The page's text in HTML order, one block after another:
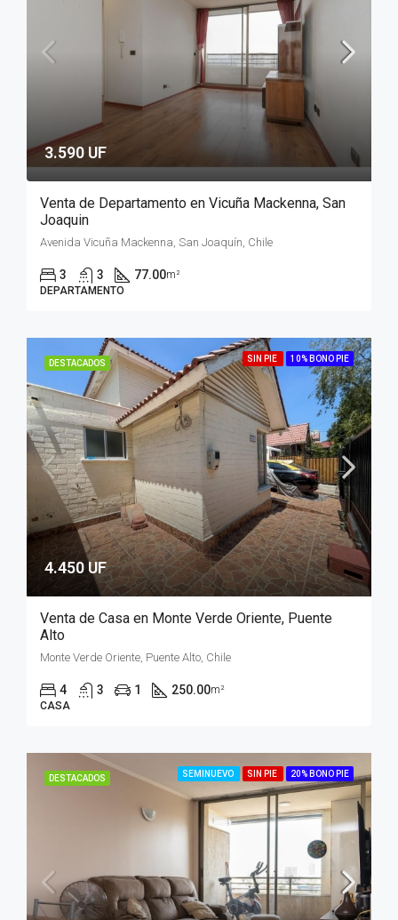
3.590 UF
Venta de Departamento en Vicuña Mackenna, San
Joaquin
Avenida Vicuña Mackenna, San Joaquín, Chile
3 3 77.00m²
DEPARTAMENTO
DESTACADOS SIN PIE 10% BONO PIE
4.450 UF
Venta de Casa en Monte Verde Oriente, Puente
Alto
Monte Verde Oriente, Puente Alto, Chile
4 3 1 250.00m²
CASA
DESTACADOS SEMINUEVO SIN PIE 20% BONO PIE